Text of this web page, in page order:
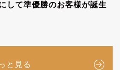
して準優勝のお客様が誕生
と見る